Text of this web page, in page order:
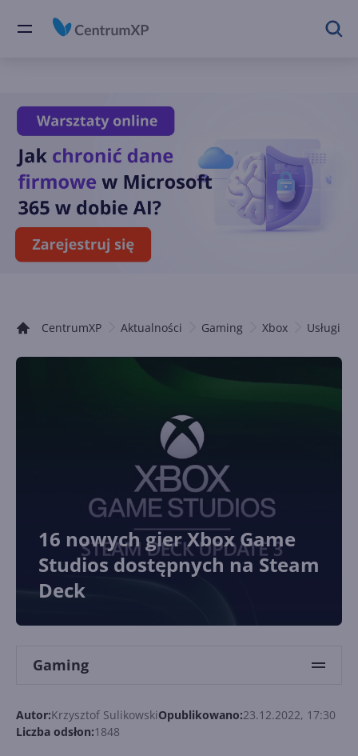
CentrumXP Aktualności Gaming Xbox Usługi
16 nowych gier Xbox Game
Studios dostępnych na Steam
Deck
Gaming
Autor:Krzysztof SulikowskiOpublikowano:23.12.2022, 17:30
Liczba odsłon:1848